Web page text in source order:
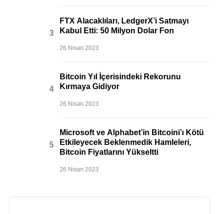
FTX Alacaklıları, LedgerX’i Satmayı
Kabul Etti: 50 Milyon Dolar Fon
26 Nisan 2023
Bitcoin Yıl İçerisindeki Rekorunu
Kırmaya Gidiyor
26 Nisan 2023
Microsoft ve Alphabet’in Bitcoini’ı Kötü
Etkileyecek Beklenmedik Hamleleri,
Bitcoin Fiyatlarını Yükseltti
26 Nisan 2023